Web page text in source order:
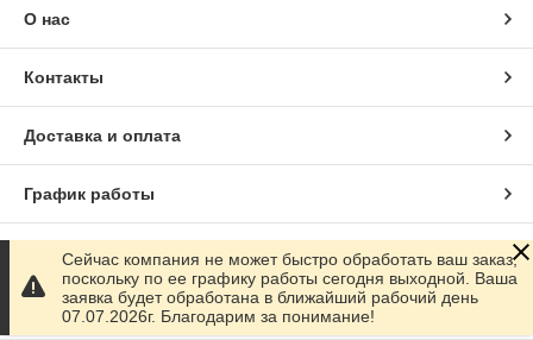
О нас
Контакты
Доставка и оплата
График работы
Полная версия сайта
Сайт создан на маркетплейсе Satu.kz
Сейчас компания не может быстро обработать ваш заказ,
поскольку по ее графику работы сегодня выходной. Ваша
заявка будет обработана в ближайший рабочий день
07.07.2026г. Благодарим за понимание!